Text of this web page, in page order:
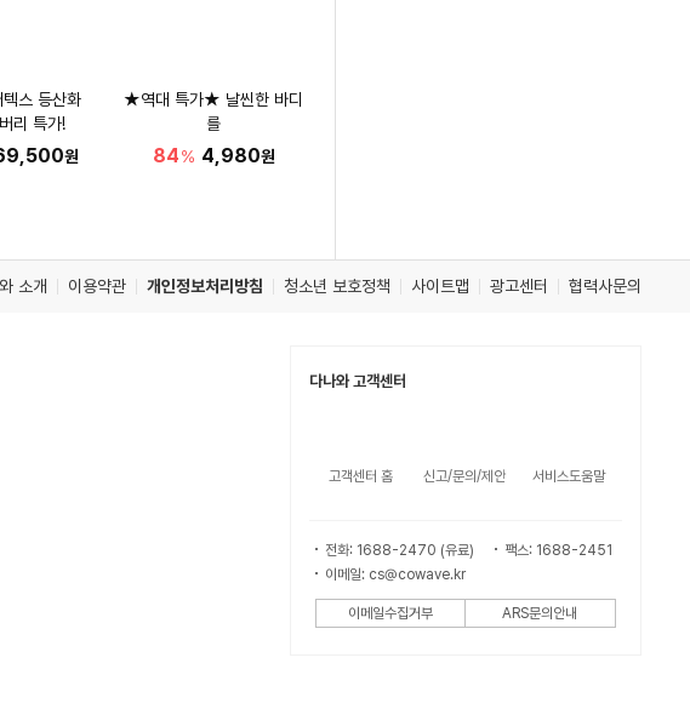
스 등산화
리 특가!
원
★역대 특가★ 날씬한 바디
를
유지하기 위한 선택!
84% 4,980원
소개 이용약관 개인정보처리방침 청소년 보호정책 사이트맵 광고센터 협력사문의
다나와 고객센터
고객센터 홈 신고/문의/제안 서비스도움말
전화: 1688-2470 (유료)
팩스: 1688-2451
이메일: cs@cowave.kr
이메일수집거부 ARS문의안내